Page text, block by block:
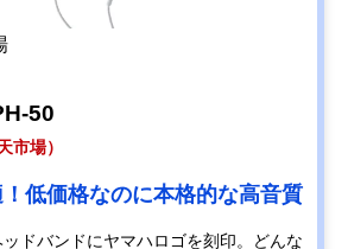
50
市場）
低価格なのに本格的な高音質
ドバンドにヤマハロゴを刻印。どんな